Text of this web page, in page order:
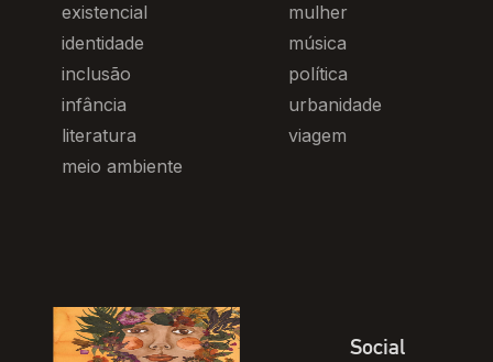
existencial
identidade
inclusão
infância
literatura
meio ambiente
mulher
música
política
urbanidade
viagem
Social